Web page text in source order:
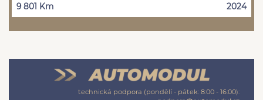
9 801 Km 2024
technická podpora (pondělí - pátek: 8:00 - 16:00):